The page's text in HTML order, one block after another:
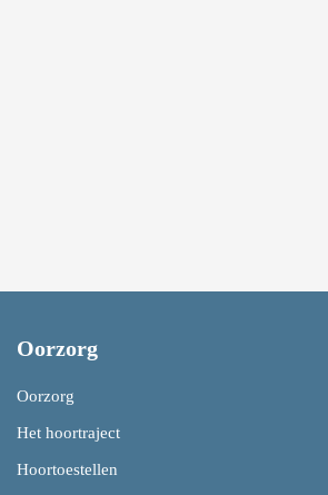
Oorzorg
Oorzorg
Het hoortraject
Hoortoestellen